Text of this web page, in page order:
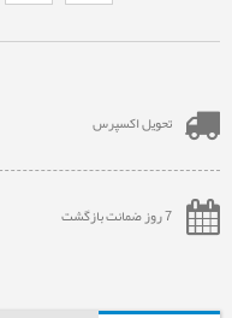
تحویل اکسپرس
7 روز ضمانت بازگشت